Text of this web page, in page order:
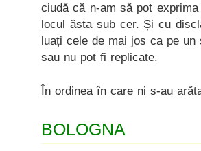
ciudă că n-am să pot
locul ăsta sub cer. Și cu
luați cele de mai jos ca pe
sau nu pot fi replicate.
În ordinea în care ni s-au
BOLOGNA